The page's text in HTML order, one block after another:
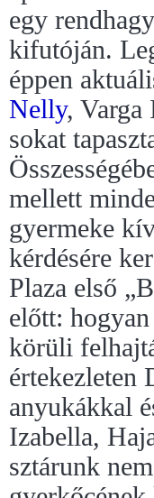
egy
kifutóján.
éppen
Nelly, Varga
sokat
mellett
gyermeke
kérdésére
Plaza első
előtt:
körüli
értekezleten
anyukákkal
Izabella,
sztárunk